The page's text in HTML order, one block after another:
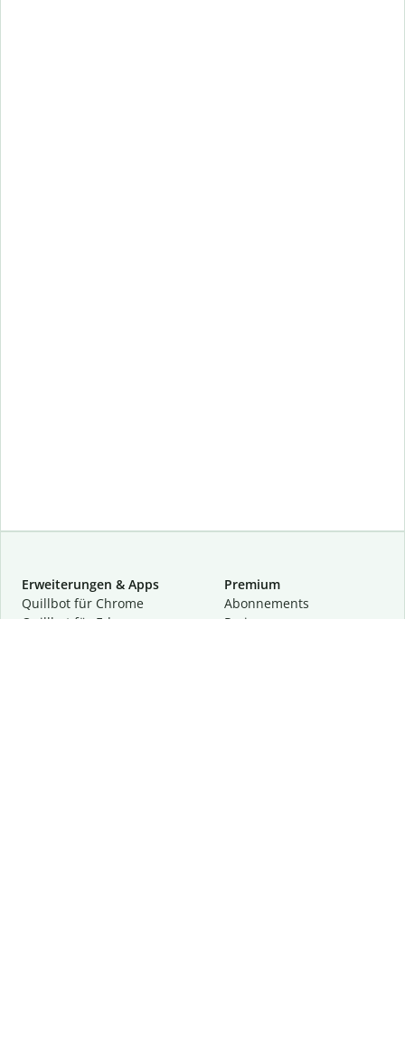
Erweiterungen & Apps
Quillbot für Chrome
Quillbot für Edge
Premium
Abon­ne­ments
Preise